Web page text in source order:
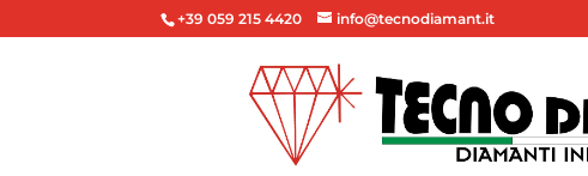
+39 059 215 4420 info@tecnodiamant.it